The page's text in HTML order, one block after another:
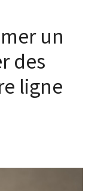
un
des
ligne